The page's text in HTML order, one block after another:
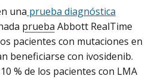
una prueba diagnóstica
prueba Abbott RealTime
pacientes con mutaciones en
beneficiarse con ivosidenib.
% de los pacientes con LMA